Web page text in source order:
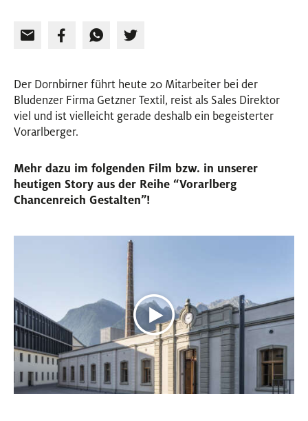
Der Dornbirner führt heute 20 Mitarbeiter bei der
Bludenzer Firma Getzner Textil, reist als Sales Direktor
viel und ist vielleicht gerade deshalb ein begeisterter
Vorarlberger.
Mehr dazu im folgenden Film bzw. in unserer
heutigen Story aus der Reihe “Vorarlberg
Chancenreich Gestalten”!